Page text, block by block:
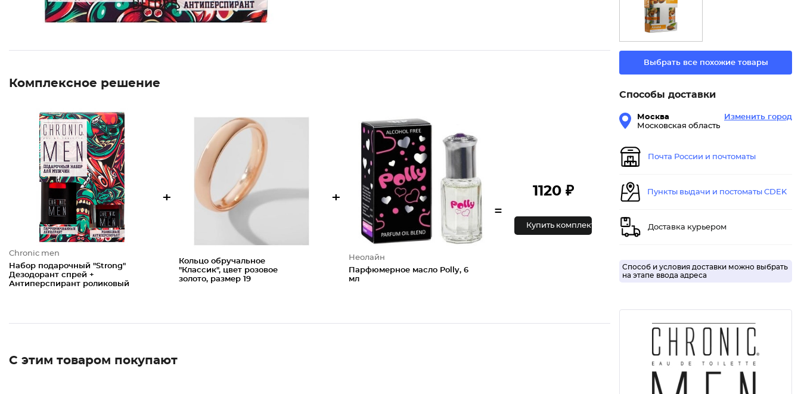
Комплексное решение
Chronic men
Набор подарочный "Strong"
Дезодорант спрей +
Антиперспирант роликовый
+
Кольцо обручальное
"Классик", цвет розовое
золото, размер 19
+
Неолайн
Парфюмерное масло Polly, 6
мл
=
1120 ₽
Купить комплект
С этим товаром покупают
Выбрать все похожие товары
Способы доставки
Москва
Московская область
Изменить город
Почта России и почтоматы
Пункты выдачи и постоматы CDEK
Доставка курьером
Способ и условия доставки можно выбрать
на этапе ввода адреса